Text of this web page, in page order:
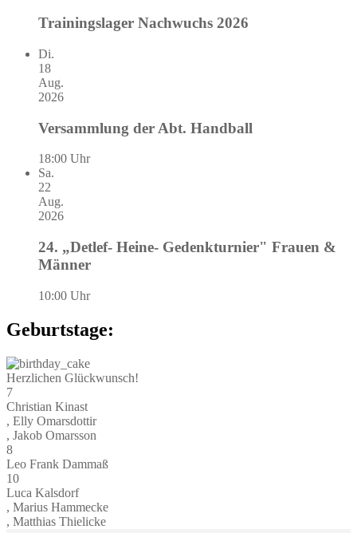
Trainingslager Nachwuchs 2026
Di.
18
Aug.
2026
Versammlung der Abt. Handball
18:00 Uhr
Sa.
22
Aug.
2026
24. „Detlef- Heine- Gedenkturnier" Frauen &
Männer
10:00 Uhr
Geburtstage:
Herzlichen Glückwunsch!
7
Christian Kinast
, Elly Omarsdottir
, Jakob Omarsson
8
Leo Frank Dammaß
10
Luca Kalsdorf
, Marius Hammecke
, Matthias Thielicke